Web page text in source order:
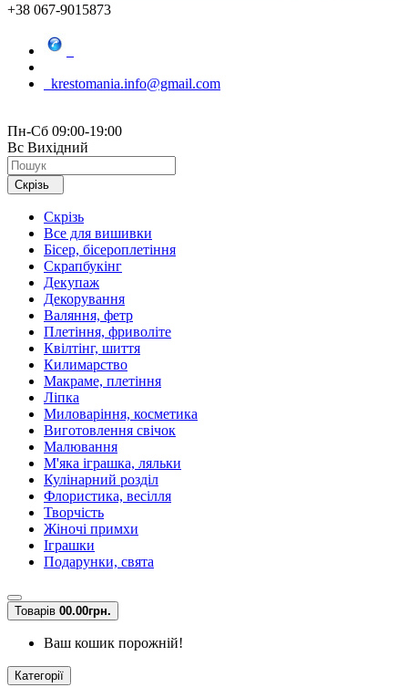
+38 067-9015873
krestomania.info@gmail.com
Пн-Сб 09:00-19:00
Вс Вихідний
Скрізь
Скрізь
Все для вишивки
Бісер, бісероплетіння
Скрапбукінг
Декупаж
Декорування
Валяння, фетр
Плетіння, фриволіте
Квілтінг, шиття
Килимарство
Макраме, плетіння
Ліпка
Миловаріння, косметика
Виготовлення свічок
Малювання
М'яка іграшка, ляльки
Кулінарний розділ
Флористика, весілля
Творчість
Жіночі примхи
Іграшки
Подарунки, свята
Товарів 00.00грн.
Ваш кошик порожній!
Категорії